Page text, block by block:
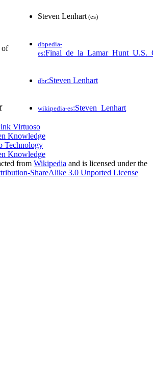
Steven Lenhart (es)
of
dbpedia-
es
dbr:Steven Lenhart
wikipedia-es:Steven_Lenhart
from Wikipedia and is licensed under the
ShareAlike 3.0 Unported License